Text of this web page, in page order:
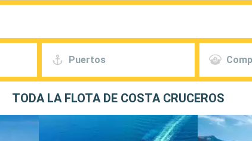
Puertos
TODA LA FLOTA DE COSTA CRUCEROS